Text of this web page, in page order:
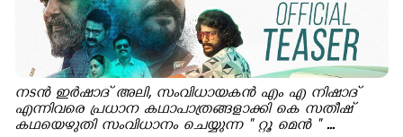
നടന്‍ ഇര്‍ഷാദ് അലി, സംവിധായകന്‍ എം എ നിഷാദ്
എന്നിവരെ പ്രധാന കഥാപാത്രങ്ങളാക്കി കെ സതീഷ്
കഥയെഴുതി സംവിധാനം ചെയ്യുന്ന " റ്റൂ മെന്‍ " ...